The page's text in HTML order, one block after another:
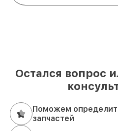
Остался вопрос
Поможем
запчастей